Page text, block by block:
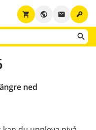
key
email
public
shopping_cart
ned